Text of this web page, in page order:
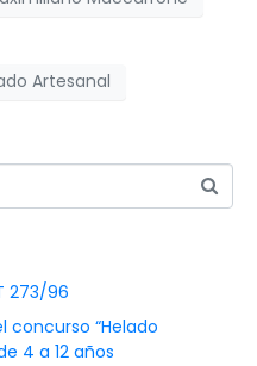
Artesanal
273/96
concurso “Helado
4 a 12 años